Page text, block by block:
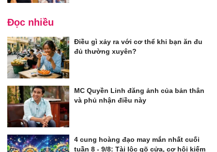
Đọc nhiều
Điều gì xảy ra với cơ thể khi bạn ăn đu
đủ thường xuyên?
MC Quyền Linh đăng ảnh của bản thân
và phủ nhận điều này
4 cung hoàng đạo may mắn nhất cuối
tuần 8 - 9/8: Tài lộc gõ cửa, cơ hội kiếm